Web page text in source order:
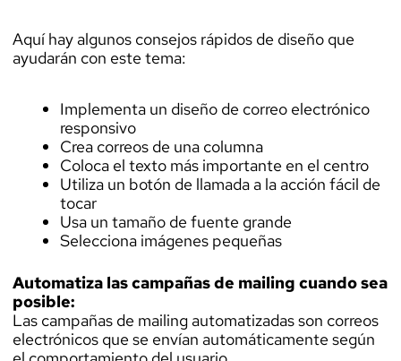
Aquí hay algunos consejos rápidos de diseño que
ayudarán con este tema:
Implementa un diseño de correo electrónico
responsivo
Crea correos de una columna
Coloca el texto más importante en el centro
Utiliza un botón de llamada a la acción fácil de
tocar
Usa un tamaño de fuente grande
Selecciona imágenes pequeñas
Automatiza las campañas de mailing cuando sea
posible:
Las campañas de mailing automatizadas son correos
electrónicos que se envían automáticamente según